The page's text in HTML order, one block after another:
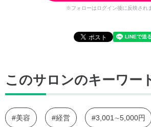
※フォローはログイン後に反映され
このサロンのキーワー
#美容 #経営 #3,001∼5,000円